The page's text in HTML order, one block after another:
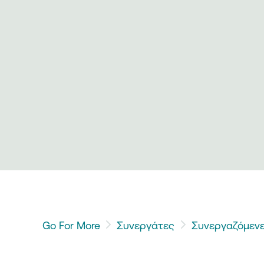
Go For More Συνεργάτες